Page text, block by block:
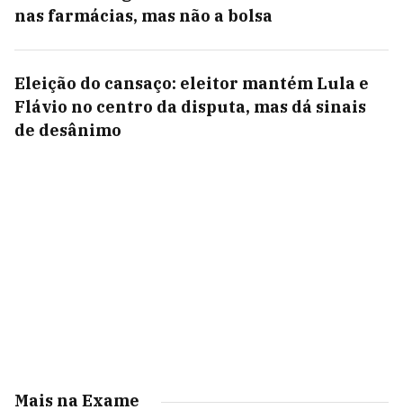
nas farmácias, mas não a bolsa
Eleição do cansaço: eleitor mantém Lula e
Flávio no centro da disputa, mas dá sinais
de desânimo
Mais na Exame